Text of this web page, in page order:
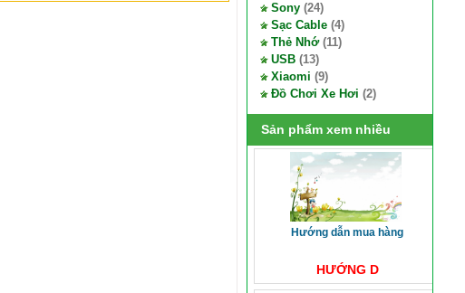
Sony (24)
Sạc Cable (4)
Thẻ Nhớ (11)
USB (13)
Xiaomi (9)
Đồ Chơi Xe Hơi (2)
Sản phẩm xem nhiều
hướng dẫn mua hàng
HƯỚNG D